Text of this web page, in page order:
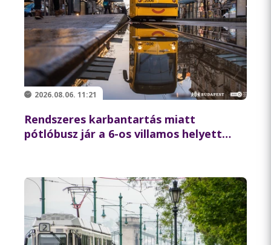
2026.08.06. 11:21
Rendszeres karbantartás miatt
pótlóbusz jár a 6-os villamos helyett